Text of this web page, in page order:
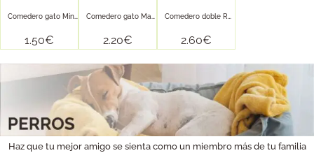
1.50€ 2.20€ 2.60€
Haz que tu mejor amigo se sienta como un miembro más de tu familia